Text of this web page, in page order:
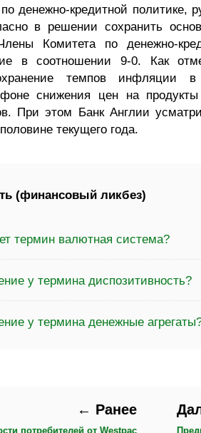
денежно-кредитной политике,
в решении сохранить
Комитета по денежно-
в соотношении 9-0. Как
темпов инфляции
снижения цен на
При этом Банк Англии
текущего года.
(финансовый ликбез)
термин валютная система?
у термина диспозитивность?
у термина денежные
← Ранее
потребителей от Westpac